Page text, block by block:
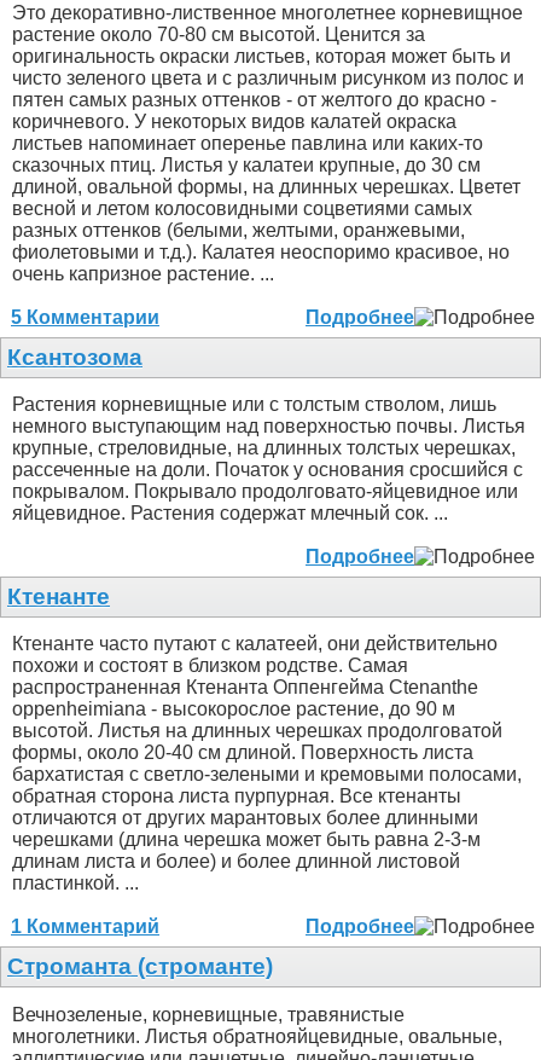
Это декоративно-лиственное многолетнее корневищное
растение около 70-80 см высотой. Ценится за
оригинальность окраски листьев, которая может быть и
чисто зеленого цвета и с различным рисунком из полос и
пятен самых разных оттенков - от желтого до красно -
коричневого. У некоторых видов калатей окраска
листьев напоминает оперенье павлина или каких-то
сказочных птиц. Листья у калатеи крупные, до 30 см
длиной, овальной формы, на длинных черешках. Цветет
весной и летом колосовидными соцветиями самых
разных оттенков (белыми, желтыми, оранжевыми,
фиолетовыми и т.д.). Калатея неоспоримо красивое, но
очень капризное растение. ...
5 Комментарии Подробнее
Ксантозома
Растения корневищные или с толстым стволом, лишь
немного выступающим над поверхностью почвы. Листья
крупные, стреловидные, на длинных толстых черешках,
рассеченные на доли. Початок у основания сросшийся с
покрывалом. Покрывало продолговато-яйцевидное или
яйцевидное. Растения содержат млечный сок. ...
Подробнее
Ктенанте
Ктенанте часто путают с калатеей, они действительно
похожи и состоят в близком родстве. Самая
распространенная Ктенанта Оппенгейма Ctenanthe
oppenheimiana - высокорослое растение, до 90 м
высотой. Листья на длинных черешках продолговатой
формы, около 20-40 см длиной. Поверхность листа
бархатистая с светло-зелеными и кремовыми полосами,
обратная сторона листа пурпурная. Все ктенанты
отличаются от других марантовых более длинными
черешками (длина черешка может быть равна 2-3-м
длинам листа и более) и более длинной листовой
пластинкой. ...
1 Комментарий Подробнее
Строманта (строманте)
Вечнозеленые, корневищные, травянистые
многолетники. Листья обратнояйцевидные, овальные,